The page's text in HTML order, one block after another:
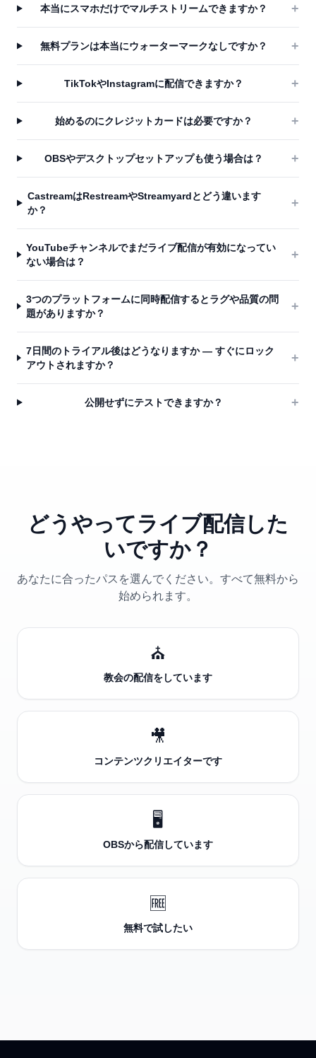
本当にスマホだけでマルチストリームできますか？ +
無料プランは本当にウォーターマークなしですか？ +
TikTokやInstagramに配信できますか？ +
始めるのにクレジットカードは必要ですか？ +
OBSやデスクトップセットアップも使う場合は？ +
CastreamはRestreamやStreamyardとどう違います
か？
+
YouTubeチャンネルでまだライブ配信が有効になってい
ない場合は？
+
3つのプラットフォームに同時配信するとラグや品質の問
題がありますか？
+
7日間のトライアル後はどうなりますか — すぐにロック
アウトされますか？
+
公開せずにテストできますか？ +
どうやってライブ配信した
いですか？
あなたに合ったパスを選んでください。すべて無料から
始められます。
⛪
教会の配信をしています
🎥
コンテンツクリエイターです
🖥️
OBSから配信しています
🆓
無料で試したい